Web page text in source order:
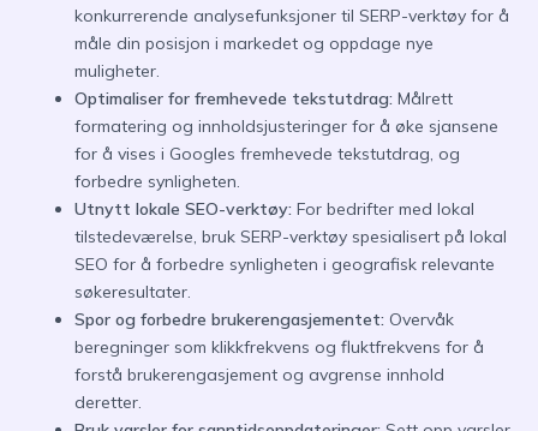
konkurrerende analysefunksjoner til SERP-verktøy for å
måle din posisjon i markedet og oppdage nye
muligheter.
Optimaliser for fremhevede tekstutdrag: Målrett
formatering og innholdsjusteringer for å øke sjansene
for å vises i Googles fremhevede tekstutdrag, og
forbedre synligheten.
Utnytt lokale SEO-verktøy: For bedrifter med lokal
tilstedeværelse, bruk SERP-verktøy spesialisert på lokal
SEO for å forbedre synligheten i geografisk relevante
søkeresultater.
Spor og forbedre brukerengasjementet: Overvåk
beregninger som klikkfrekvens og fluktfrekvens for å
forstå brukerengasjement og avgrense innhold
deretter.